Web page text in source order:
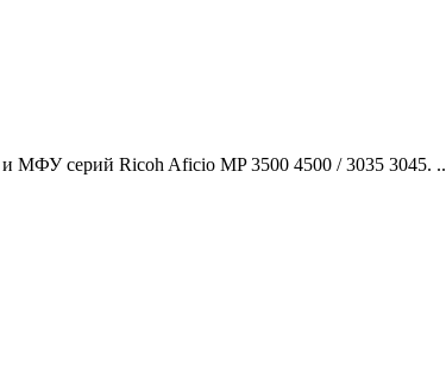
МФУ серий Ricoh Aficio MP 3500 4500 / 3035 3045. ..